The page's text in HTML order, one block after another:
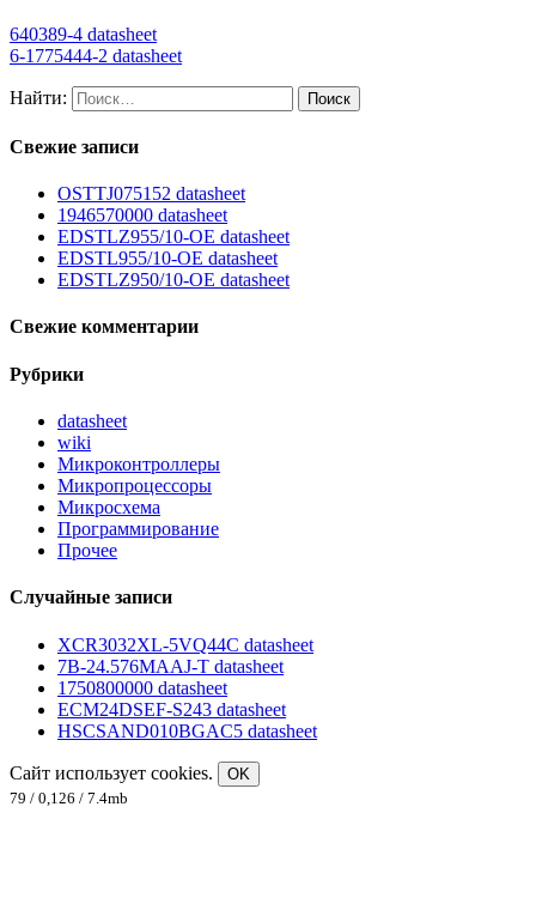
640389-4 datasheet
6-1775444-2 datasheet
Найти:
Свежие записи
OSTTJ075152 datasheet
1946570000 datasheet
EDSTLZ955/10-OE datasheet
EDSTL955/10-OE datasheet
EDSTLZ950/10-OE datasheet
Свежие комментарии
Рубрики
datasheet
wiki
Микроконтроллеры
Микропроцессоры
Микросхема
Программирование
Прочее
Случайные записи
XCR3032XL-5VQ44C datasheet
7B-24.576MAAJ-T datasheet
1750800000 datasheet
ECM24DSEF-S243 datasheet
HSCSAND010BGAC5 datasheet
Сайт использует cookies.
OK
79 / 0,126 / 7.4mb